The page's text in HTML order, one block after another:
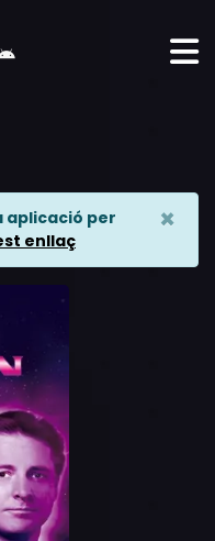
aplicació per
enllaç
×